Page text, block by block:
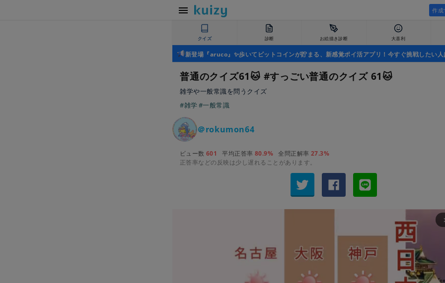
作成
クイズ 診断 お絵描き診断 大喜利
新登場『aruco』✨歩いてビットコインが貯まる、新感覚ポイ活アプリ！今すぐ挑戦したい人
普通のクイズ61🐱 #すっごい普通のクイズ 61🐱
雑学や一般常識を問うクイズ
#雑学#一般常識
＠rokumon64
ビュー数 601 平均正答率 80.9% 全問正解率 27.3%
正答率などの反映は少し遅れることがあります。